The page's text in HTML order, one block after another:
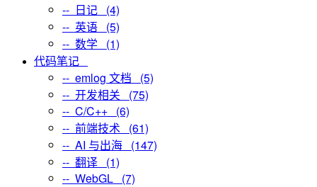
-- 日记 (4)
-- 英语 (5)
-- 数学 (1)
代码笔记
-- emlog 文档 (5)
-- 开发相关 (75)
-- C/C++ (6)
-- 前端技术 (61)
-- AI 与出海 (147)
-- 翻译 (1)
-- WebGL (7)